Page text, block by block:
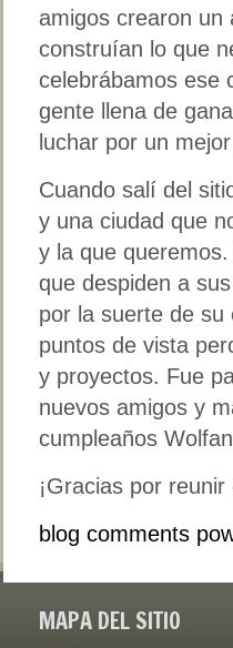
amigos crearon un
construían lo que
celebrábamos ese
gente llena de
luchar por un
Cuando salí del
y una ciudad que
y la que
que despiden a
por la suerte de su
puntos de vista
y proyectos. Fue
nuevos amigos y
cumpleaños
¡Gracias por
blog comments
MAPA DEL SITIO